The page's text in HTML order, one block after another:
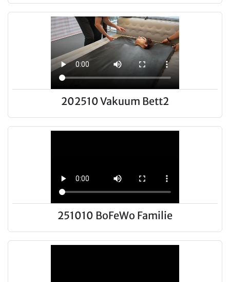
202510 Vakuum Bett2
251010 BoFeWo Familie